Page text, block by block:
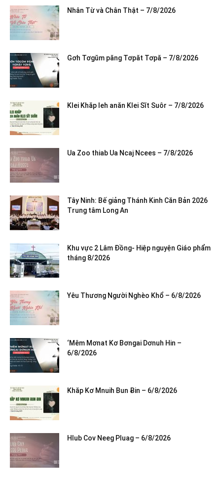
Nhân Từ và Chân Thật – 7/8/2026
Gơh Tơgŭm păng Tơpăt Tơpă – 7/8/2026
Klei Khăp leh anăn Klei Sĭt Suôr – 7/8/2026
Ua Zoo thiab Ua Ncaj Ncees – 7/8/2026
Tây Ninh: Bế giảng Thánh Kinh Căn Bản 2026
Trung tâm Long An
Khu vực 2 Lâm Đồng- Hiệp nguyện Giáo phẩm
tháng 8/2026
Yêu Thương Người Nghèo Khổ – 6/8/2026
‘Mêm Mơnat Kơ Bơngai Dơnuh Hin –
6/8/2026
Khăp Kơ Mnuih Bun Ƀin – 6/8/2026
Hlub Cov Neeg Pluag – 6/8/2026